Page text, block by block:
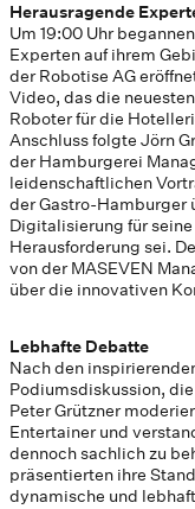
Herausragende
Um 19:00 Uhr
Experten auf ihrem
der Robotise AG
Video, das die
Roboter für die
Anschluss folgte Jörn
der Hamburgerei
leidenschaftlichen
der Gastro-Hamburger
Digitalisierung für
Herausforderung sei.
von der MASEVEN
über die innovativen
Lebhafte Debatte
Nach den
Podiumsdiskussion,
Peter Grützner
Entertainer und
dennoch sachlich zu
präsentierten ihre
dynamische und